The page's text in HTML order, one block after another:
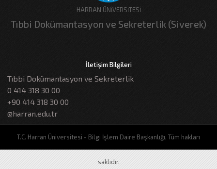
HARRAN ÜNİVERSİTESİ
Tıbbi Dokümantasyon ve Sekreterlik (Siverek)
İletişim Bilgileri
Tıbbi Dokümantasyon ve Sekreterlik
0 414 318 30 00
+90 414 318 30 00
@harran.edu.tr
T.C. Harran Üniversitesi - Bilgi İşlem Daire Başkanlığı, Tüm hakları
saklıdır.